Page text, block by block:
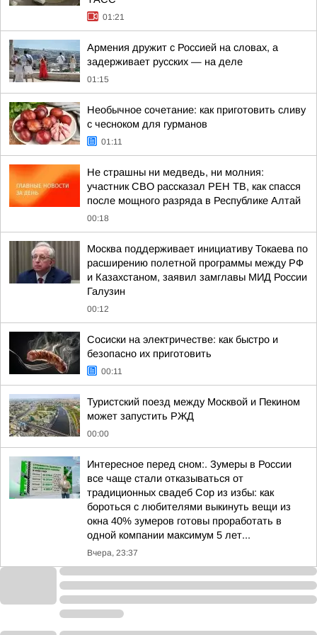
01:21
Армения дружит с Россией на словах, а
задерживает русских — на деле
01:15
Необычное сочетание: как приготовить сливу
с чесноком для гурманов
01:11
Не страшны ни медведь, ни молния:
участник СВО рассказал РЕН ТВ, как спасся
после мощного разряда в Республике Алтай
00:18
Москва поддерживает инициативу Токаева по
расширению полетной программы между РФ
и Казахстаном, заявил замглавы МИД России
Галузин
00:12
Сосиски на электричестве: как быстро и
безопасно их приготовить
00:11
Туристский поезд между Москвой и Пекином
может запустить РЖД
00:00
Интересное перед сном:. Зумеры в России
все чаще стали отказываться от
традиционных свадеб Сор из избы: как
бороться с любителями выкинуть вещи из
окна 40% зумеров готовы проработать в
одной компании максимум 5 лет...
Вчера, 23:37